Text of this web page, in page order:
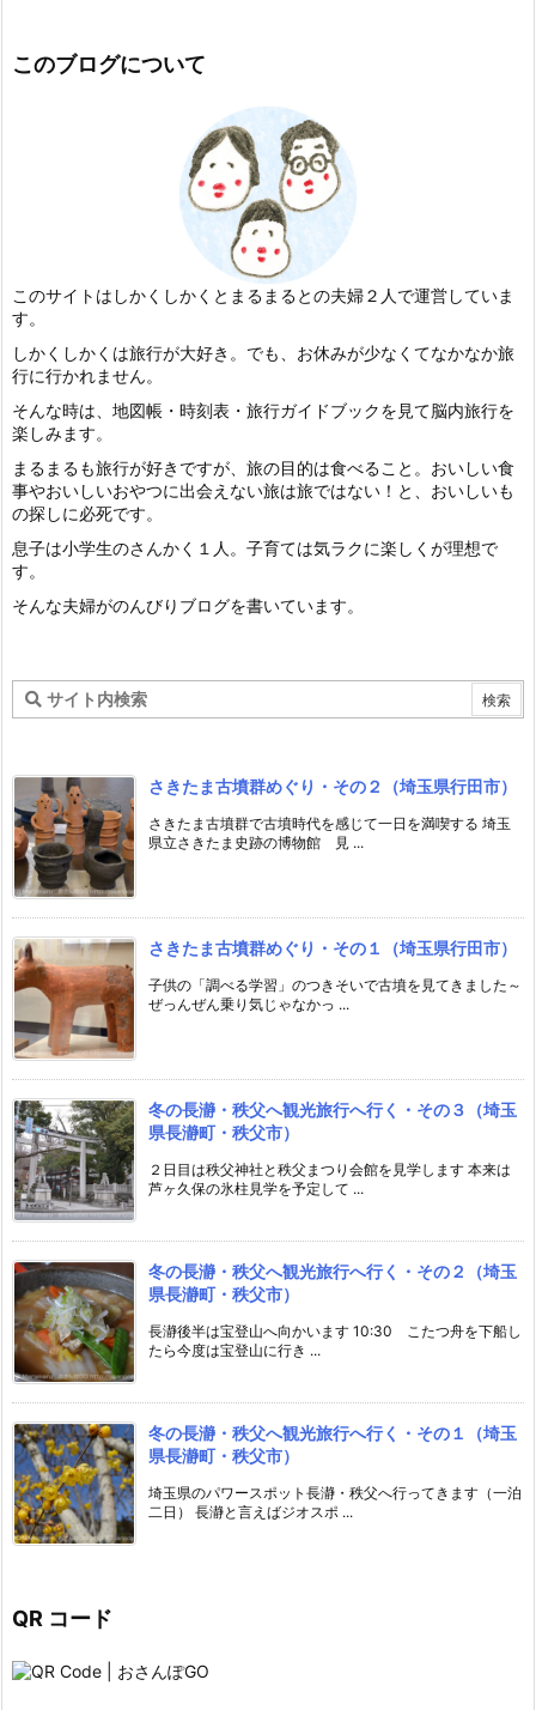
このブログについて
このサイトはしかくしかくとまるまるとの夫婦２人で運営していま
す。
しかくしかくは旅行が大好き。でも、お休みが少なくてなかなか旅
行に行かれません。
そんな時は、地図帳・時刻表・旅行ガイドブックを見て脳内旅行を
楽しみます。
まるまるも旅行が好きですが、旅の目的は食べること。おいしい食
事やおいしいおやつに出会えない旅は旅ではない！と、おいしいも
の探しに必死です。
息子は小学生のさんかく１人。子育ては気ラクに楽しくが理想で
す。
そんな夫婦がのんびりブログを書いています。
さきたま古墳群めぐり・その２（埼玉県行田市）
さきたま古墳群で古墳時代を感じて一日を満喫する 埼玉
県立さきたま史跡の博物館 見 ...
さきたま古墳群めぐり・その１（埼玉県行田市）
子供の「調べる学習」のつきそいで古墳を見てきました～
ぜっんぜん乗り気じゃなかっ ...
冬の長瀞・秩父へ観光旅行へ行く・その３（埼玉
県長瀞町・秩父市）
２日目は秩父神社と秩父まつり会館を見学します 本来は
芦ヶ久保の氷柱見学を予定して ...
冬の長瀞・秩父へ観光旅行へ行く・その２（埼玉
県長瀞町・秩父市）
長瀞後半は宝登山へ向かいます 10:30 こたつ舟を下船し
たら今度は宝登山に行き ...
冬の長瀞・秩父へ観光旅行へ行く・その１（埼玉
県長瀞町・秩父市）
埼玉県のパワースポット長瀞・秩父へ行ってきます（一泊
二日） 長瀞と言えばジオスポ ...
QR コード